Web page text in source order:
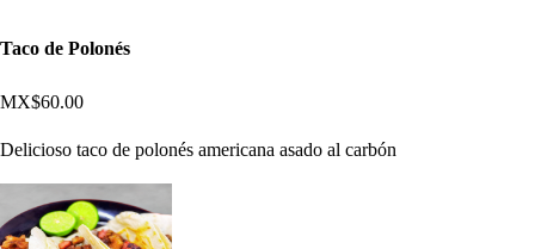
Taco de Polonés
MX$60.00
Delicioso taco de polonés americana asado al carbón